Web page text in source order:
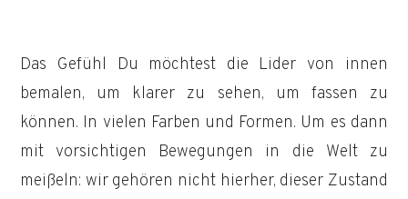
Das Gefühl Du möchtest die Lider von innen
bemalen, um klarer zu sehen, um fassen zu
können. In vielen Farben und Formen. Um es dann
mit vorsichtigen Bewegungen in die Welt zu
meißeln: wir gehören nicht hierher, dieser Zustand